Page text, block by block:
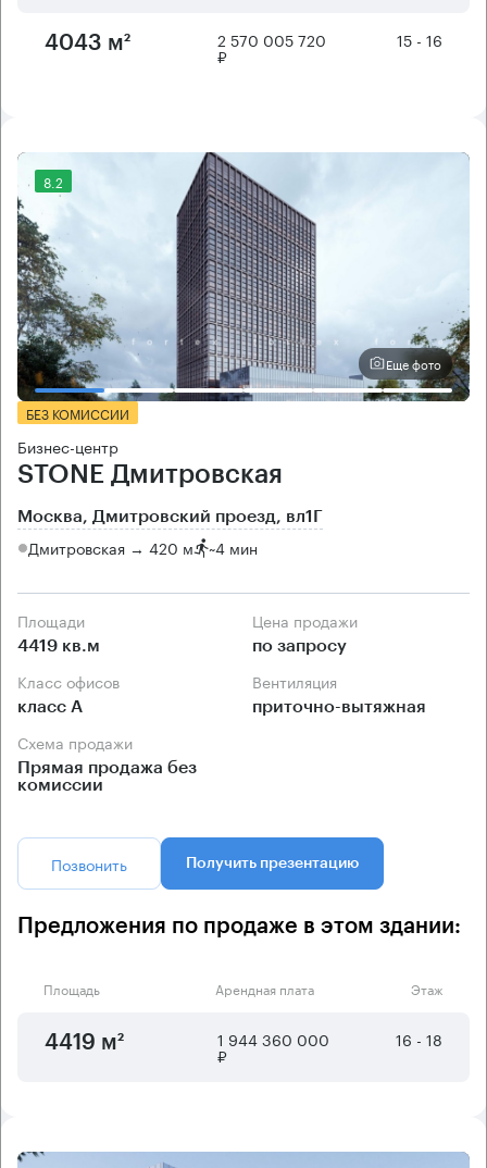
4043 м² 2 570 005 720
₽
15 - 16
8.2
Еще фото
БЕЗ КОМИССИИ
Бизнес-центр
STONE Дмитровская
Москва, Дмитровский проезд, вл1Г
Дмитровская → 420 м ~4 мин
Площади
4419 кв.м
Цена продажи
по запросу
Класс офисов
класс А
Вентиляция
приточно-вытяжная
Схема продажи
Прямая продажа без
комиссии
Позвонить Получить презентацию
Предложения по продаже в этом здании:
Площадь Арендная плата Этаж
4419 м² 1 944 360 000
₽
16 - 18